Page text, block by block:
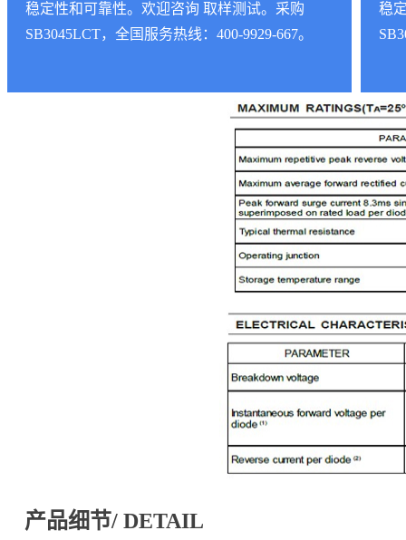
稳定性和可靠性。欢迎咨询 取样测试。采购
SB3045LCT，全国服务热线：400-9929-667。
稳
产品细节/ DETAIL